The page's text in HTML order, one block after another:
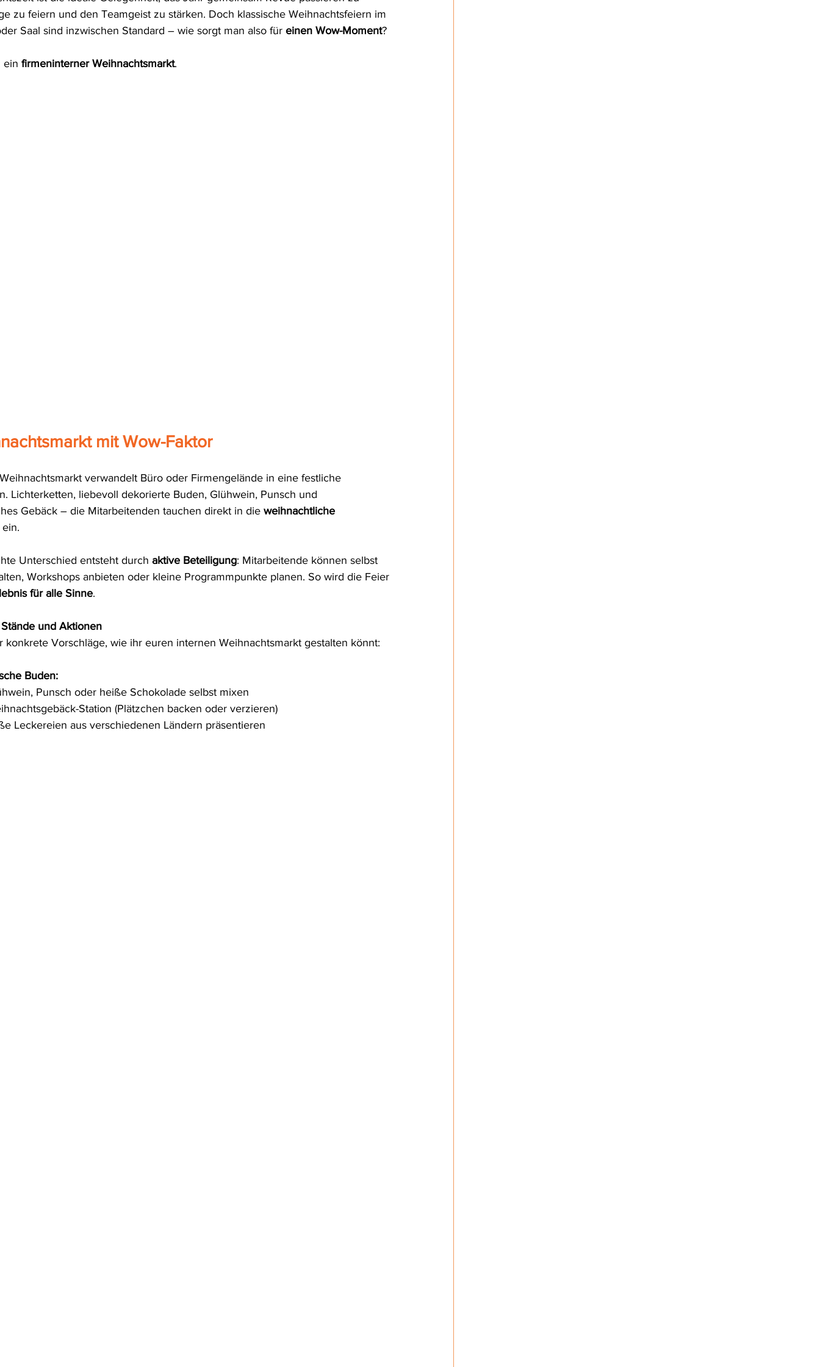
Events VIP Hospitality Firmen-Sommerfest Sommerfest mit Familie
zu feiern und den Teamgeist zu stärken. Doch klassische Weihnachtsfeiern im
Saal sind inzwischen Standard – wie sorgt man also für einen Wow-Moment?
ein firmeninterner Weihnachtsmarkt.
mit Wow-Faktor
verwandelt Büro oder Firmengelände in eine festliche
Lichterketten, liebevoll dekorierte Buden, Glühwein, Punsch und
Gebäck – die Mitarbeitenden tauchen direkt in die weihnachtliche
ein.
Unterschied entsteht durch aktive Beteiligung: Mitarbeitende können selbst
Workshops anbieten oder kleine Programmpunkte planen. So wird die Feier
für alle Sinne.
und Aktionen
konkrete Vorschläge, wie ihr euren internen Weihnachtsmarkt gestalten könnt:
Buden:
Punsch oder heiße Schokolade selbst mixen
Station (Plätzchen backen oder verzieren)
Leckereien aus verschiedenen Ländern präsentieren